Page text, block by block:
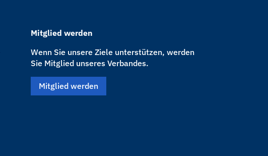
Mitglied werden
Wenn Sie unsere Ziele unterstützen, werden
Sie Mitglied unseres Verbandes.
Mitglied werden